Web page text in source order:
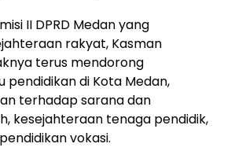
II DPRD Medan yang
rakyat, Kasman
terus mendorong
pendidikan di Kota Medan,
terhadap sarana dan
kesejahteraan tenaga pendidik,
vokasi.